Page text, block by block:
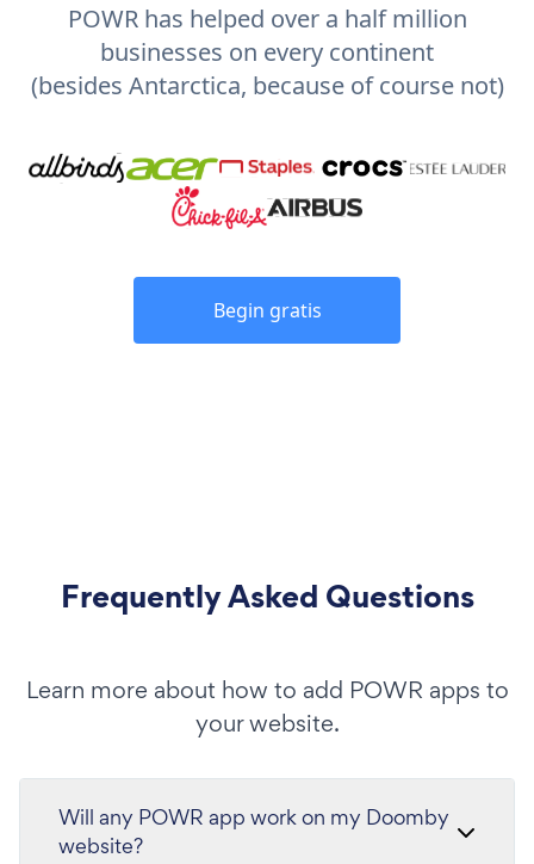
POWR has helped over a half million
businesses on every continent
(besides Antarctica, because of course not)
Begin gratis
Frequently Asked Questions
Learn more about how to add POWR apps to
your website.
Will any POWR app work on my Doomby
website?